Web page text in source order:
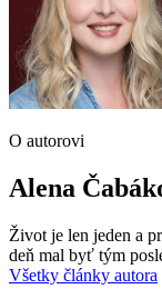
O autorovi
Alena
Život je len jeden a
deň mal byť tým
Všetky články autora